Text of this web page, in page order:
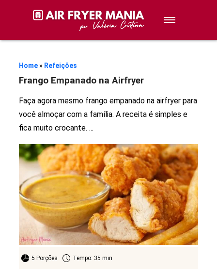
Sobremesas
Lanches
Stories de Receitas
Receitas
Home » Refeições
Frango Empanado na Airfryer
Faça agora mesmo frango empanado na airfryer para
você almoçar com a família. A receita é simples e
fica muito crocante. ...
5 Porções Tempo: 35 min